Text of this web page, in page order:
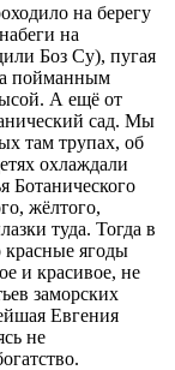
на берегу
на
Боз Су), пугая
пойманным
А ещё от
сад. Мы
там трупах, об
охлаждали
Ботанического
жёлтого,
туда. Тогда в
красные ягоды
и красивое, не
заморских
Евгения
не